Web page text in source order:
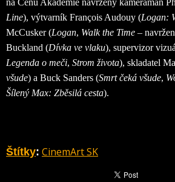
Line), výtvarník François Audouy (Logan:
McCusker (Logan, Walk the Time –
Buckland (Dívka ve vlaku), supervizor
Legenda o meči, Strom života), skladatel
všude) a Buck Sanders (Smrt čeká všude,
Šílený Max: Zběsilá cesta).
Štítky: CinemArt SK